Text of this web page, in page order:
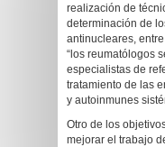
realización de
determinación de
antinucleares,
“los reumatólogos
especialistas de
tratamiento de las
y autoinmunes
Otro de los
mejorar el trabajo